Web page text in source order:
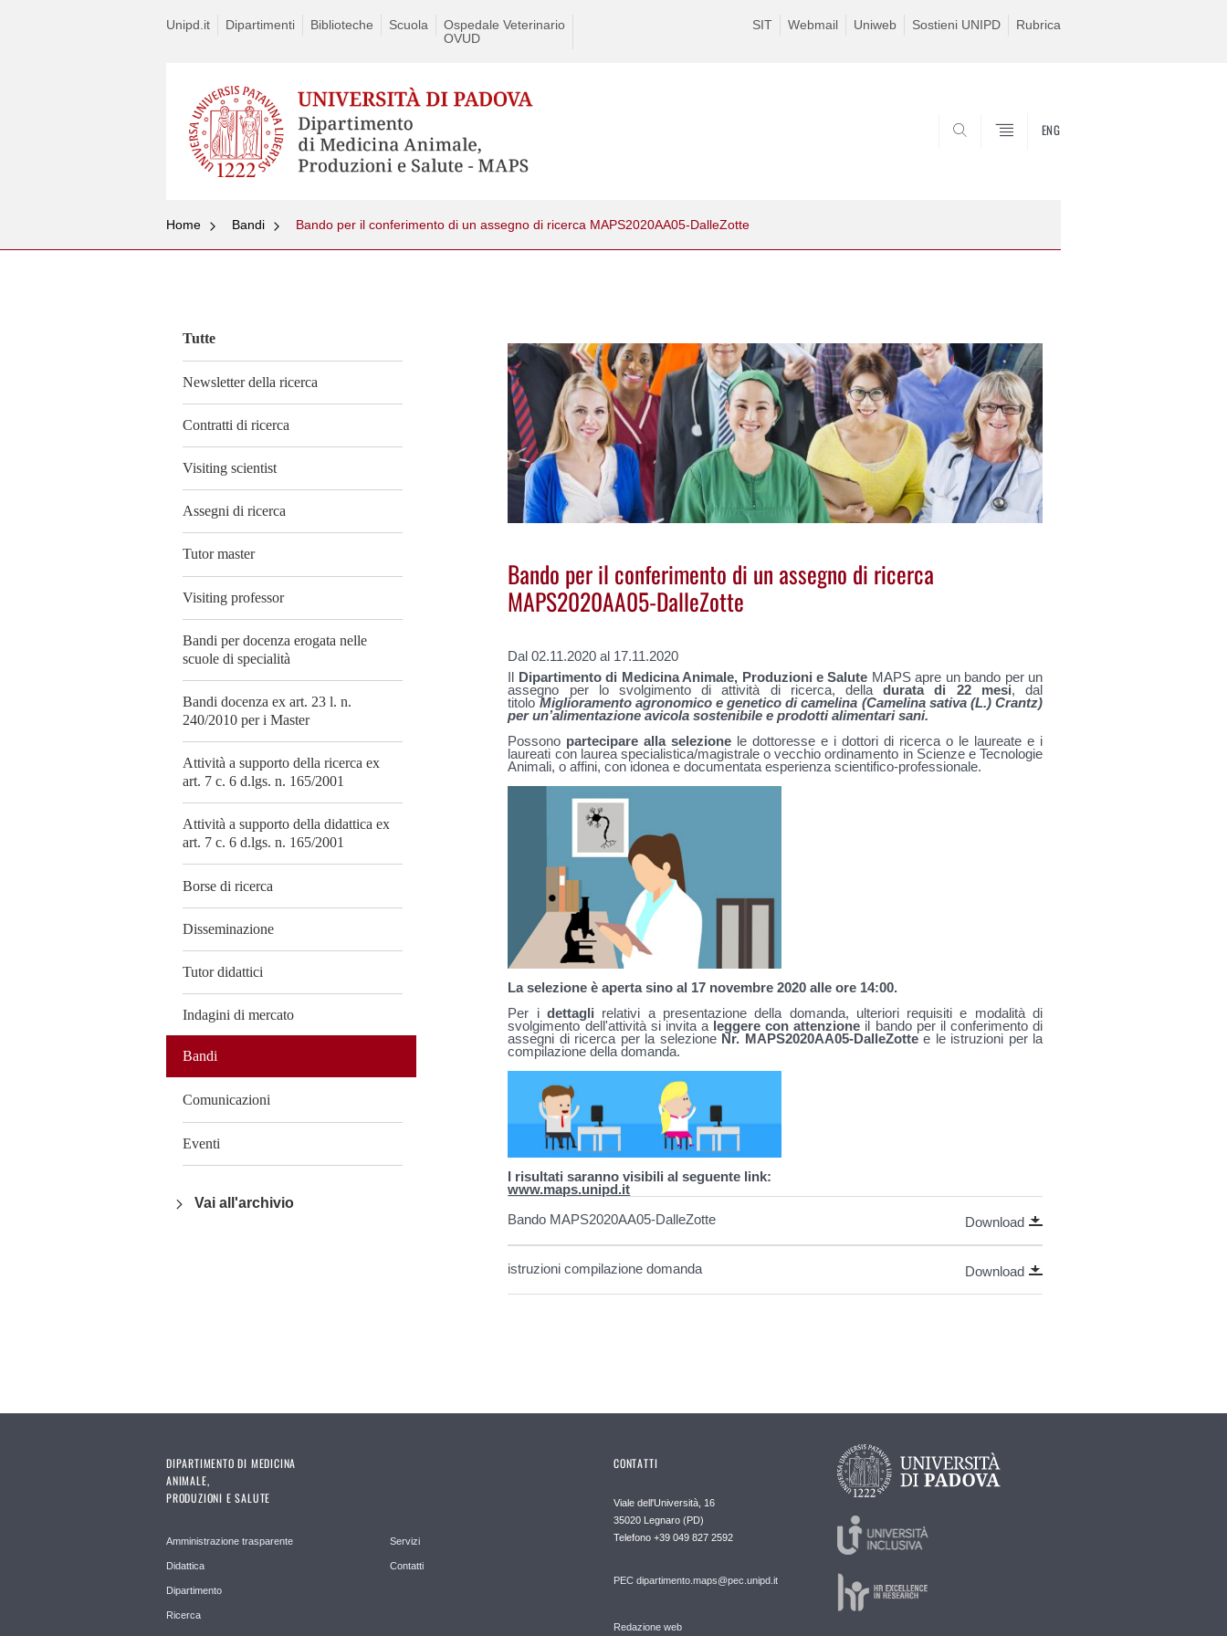
Unipd.it Dipartimenti Biblioteche Scuola
Ospedale Veterinario
OVUD
SIT Webmail Uniweb Sostieni UNIPD Rubrica
ENG
Home Bandi Bando per il conferimento di un assegno di ricerca MAPS2020AA05-DalleZotte
Tutte
Newsletter della ricerca
Contratti di ricerca
Visiting scientist
Assegni di ricerca
Tutor master
Visiting professor
Bandi per docenza erogata nelle
scuole di specialità
Bandi docenza ex art. 23 l. n.
240/2010 per i Master
Attività a supporto della ricerca ex
art. 7 c. 6 d.lgs. n. 165/2001
Attività a supporto della didattica ex
art. 7 c. 6 d.lgs. n. 165/2001
Borse di ricerca
Disseminazione
Tutor didattici
Indagini di mercato
Bandi
Comunicazioni
Eventi
Vai all'archivio
Bando per il conferimento di un assegno di ricerca
MAPS2020AA05-DalleZotte
Dal 02.11.2020 al 17.11.2020
Il Dipartimento di Medicina Animale, Produzioni e Salute MAPS apre un bando per un
assegno per lo svolgimento di attività di ricerca, delladurata di 22 mesi, dal
titoloMiglioramento agronomico e genetico di camelina (Camelina sativa (L.) Crantz)
per un’alimentazione avicola sostenibile e prodotti alimentari sani.
Possono partecipare alla selezione le dottoresse e i dottori di ricerca o le laureate e i
laureati con laurea specialistica/magistrale o vecchio ordinamento in Scienze e Tecnologie
Animali, o affini, con idonea e documentata esperienza scientifico-professionale.
La selezione è aperta sino al 17 novembre 2020 alle ore 14:00.
Per i dettagli relativi a presentazione della domanda, ulteriori requisiti e modalità di
svolgimento dell'attività si invita a leggere con attenzione il bando per il conferimento di
assegni di ricerca per la selezione Nr. MAPS2020AA05-DalleZottee le istruzioni per la
compilazione della domanda.
I risultati saranno visibili al seguente link:
www.maps.unipd.it
Bando MAPS2020AA05-DalleZotte
Download
istruzioni compilazione domanda Download
DIPARTIMENTO DI MEDICINA
ANIMALE,
PRODUZIONI E SALUTE
Amministrazione trasparente
Didattica
Dipartimento
Ricerca
Servizi
Contatti
CONTATTI
Viale dell'Università, 16
35020 Legnaro (PD)
Telefono +39 049 827 2592
PEC dipartimento.maps@pec.unipd.it
Redazione web